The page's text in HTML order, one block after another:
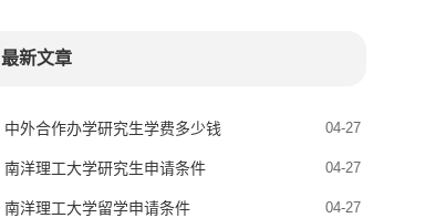
最新文章
中外合作办学研究生学费多少钱 04-27
南洋理工大学研究生申请条件 04-27
南洋理工大学留学申请条件 04-27